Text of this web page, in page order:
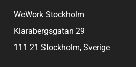
WeWork Stockholm
Klarabergsgatan 29
111 21 Stockholm, Sverige